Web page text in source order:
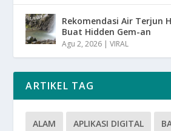
Rekomendasi Air Terjun
Buat Hidden Gem-an
Agu 2, 2026 |VIRAL
ARTIKEL TAG
ALAM APLIKASI DIGITAL